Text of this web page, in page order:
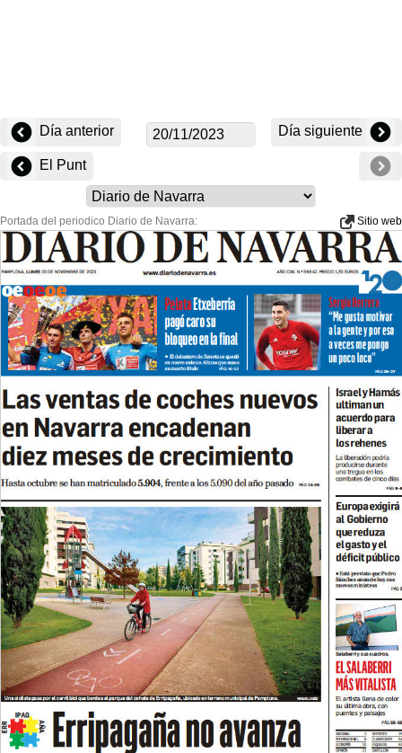
Día anterior Día siguiente
El Punt
Portada del periodico Diario de Navarra: Sitio web